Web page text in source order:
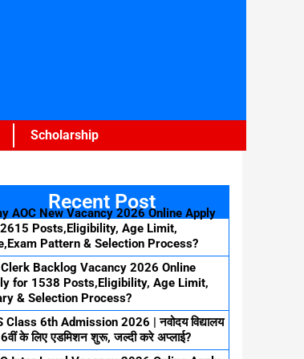
Scholarship
Recent Post
AOC New Vacancy 2026 Online Apply
Posts,Eligibility, Age Limit,
Pattern & Selection Process?
Backlog Vacancy 2026 Online
for 1538 Posts,Eligibility, Age Limit,
& Selection Process?
Class 6th Admission 2026 | नवोदय विद्यालय
6वीं के लिए एडमिशन शुरू, जल्दी करे अप्लाई?